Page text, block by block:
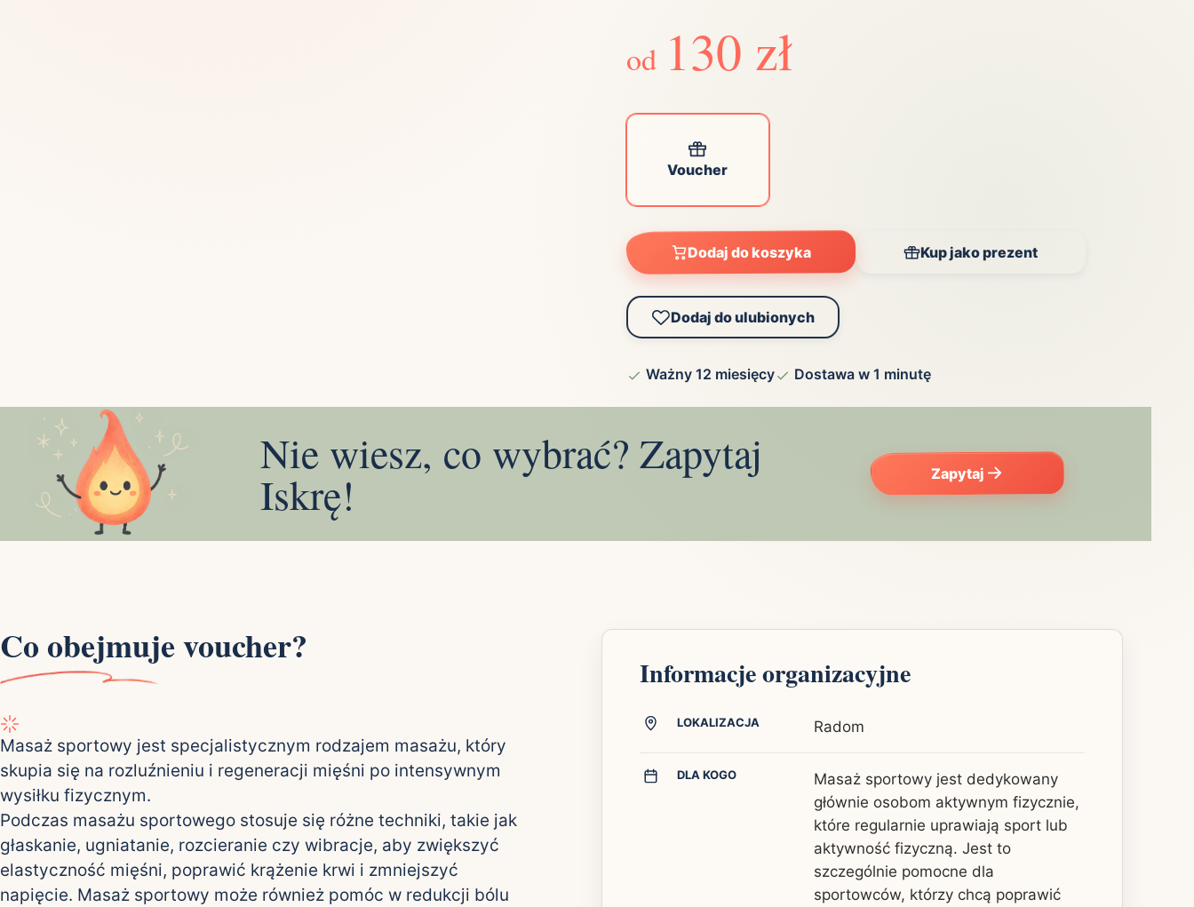
Ciechocinek
Wielkopolski
Kraków
od 130 zł
Voucher
Dodaj do koszyka Kup jako prezent
Dodaj do ulubionych
Ważny 12 miesięcy Dostawa w 1 minutę
Nie wiesz, co wybrać? Zapytaj
Iskrę! Zapytaj
Co obejmuje voucher?
Masaż sportowy jest specjalistycznym rodzajem masażu, który
skupia się na rozluźnieniu i regeneracji mięśni po intensywnym
wysiłku fizycznym.
Podczas masażu sportowego stosuje się różne techniki, takie jak
głaskanie, ugniatanie, rozcieranie czy wibracje, aby zwiększyć
elastyczność mięśni, poprawić krążenie krwi i zmniejszyć
napięcie. Masaż sportowy może również pomóc w redukcji bólu
Informacje organizacyjne
LOKALIZACJA Radom
DLA KOGO
Masaż sportowy jest dedykowany
głównie osobom aktywnym fizycznie,
które regularnie uprawiają sport lub
aktywność fizyczną. Jest to
szczególnie pomocne dla
sportowców, którzy chcą poprawić